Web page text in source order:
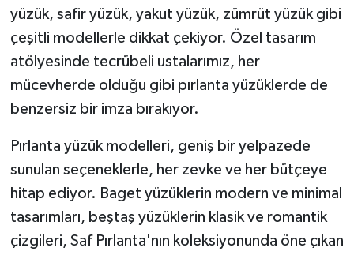
yüzük, safir yüzük, yakut yüzük, zümrüt yüzük gibi
çeşitli modellerle dikkat çekiyor. Özel tasarım
atölyesinde tecrübeli ustalarımız, her
mücevherde olduğu gibi pırlanta yüzüklerde de
benzersiz bir imza bırakıyor.
Pırlanta yüzük modelleri, geniş bir yelpazede
sunulan seçeneklerle, her zevke ve her bütçeye
hitap ediyor. Baget yüzüklerin modern ve minimal
tasarımları, beştaş yüzüklerin klasik ve romantik
çizgileri, Saf Pırlanta'nın koleksiyonunda öne çıkan